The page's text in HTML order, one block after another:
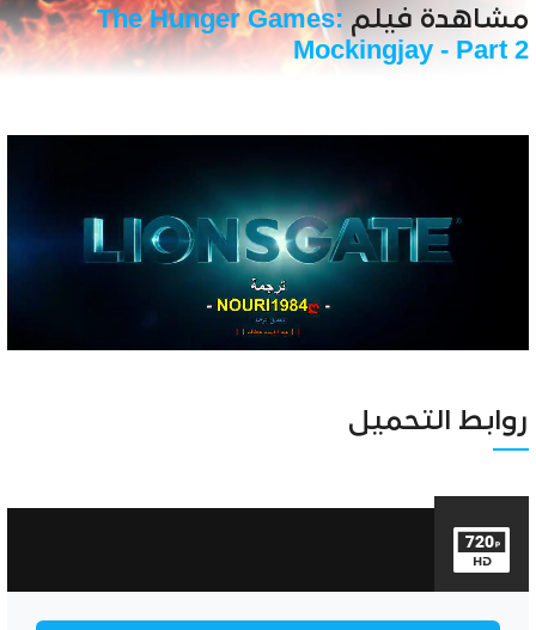
مشاهدة فيلم The Hunger Games:
Mockingjay - Part 2
Unmute Settings
روابط التحميل